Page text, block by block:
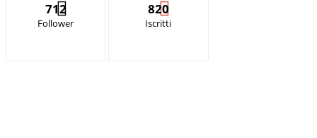
712
Follower
820
Iscritti